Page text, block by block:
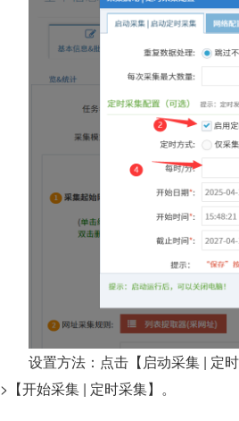
设置方法：点击【启动采集 | 定
>【开始采集 | 定时采集】。